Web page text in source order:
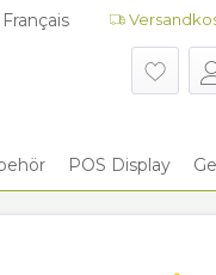
Français
Français
POS Display